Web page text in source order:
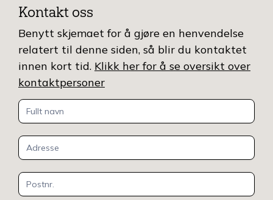
Kontakt oss
Benytt skjemaet for å gjøre en henvendelse
relatert til denne siden, så blir du kontaktet
innen kort tid. Klikk her for å se oversikt over
kontaktpersoner
Kontakt
oss